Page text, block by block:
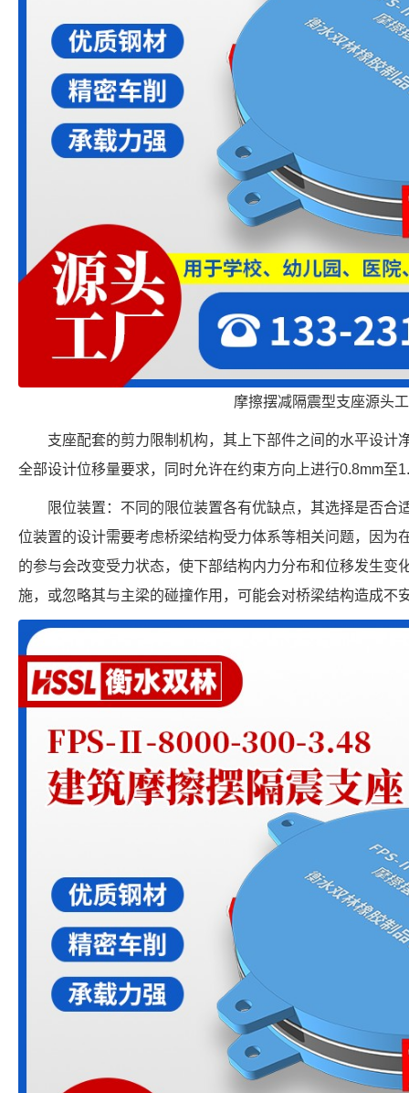
摩擦摆减隔震型支座源头
支座配套的剪力限制机构，其上下部件之间的水平设计
全部设计位移量要求，同时允许在约束方向上进行0.8mm至
限位装置：不同的限位装置各有优缺点，其选择是否合
位装置的设计需要考虑桥梁结构受力体系等相关问题，因为
的参与会改变受力状态，使下部结构内力分布和位移发生变
施，或忽略其与主梁的碰撞作用，可能会对桥梁结构造成不